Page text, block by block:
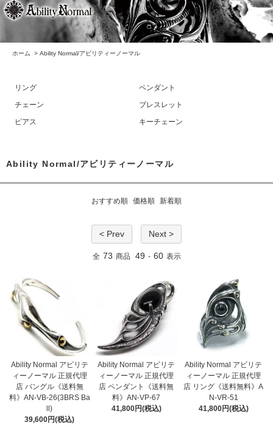
ホーム > Ability Normal/アビリティーノーマル
リング
ペンダント
チェーン
ブレスレット
ピアス
キーチェーン
Ability Normal/アビリティーノーマル
おすすめ順 価格順 新着順
< Prev Next >
全 73 商品 49 - 60 表示
Ability Normal アビリテ
ィーノーマル 正規代理
店 バングル《送料無
料》AN-VB-26(3BRS Ba
ll)
39,600円(税込)
Ability Normal アビリテ
ィーノーマル 正規代理
店 ペンダント《送料無
料》AN-VP-67
41,800円(税込)
Ability Normal アビリテ
ィーノーマル 正規代理
店 リング《送料無料》A
N-VR-51
41,800円(税込)